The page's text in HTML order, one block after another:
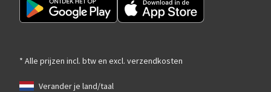
* Alle prijzen incl. btw en excl. verzendkosten
Verander je land/taal